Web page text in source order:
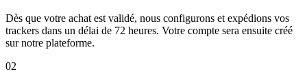
Dès que votre achat est validé, nous configurons et expédions vos
trackers dans un délai de 72 heures. Votre compte sera ensuite créé
sur notre plateforme.
02